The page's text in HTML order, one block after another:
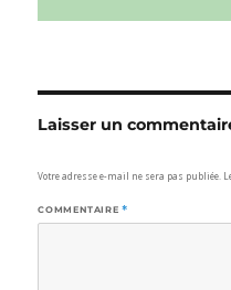
Laisser un
Votre adresse e-mail ne sera pas publiée.
COMMENTAIRE *